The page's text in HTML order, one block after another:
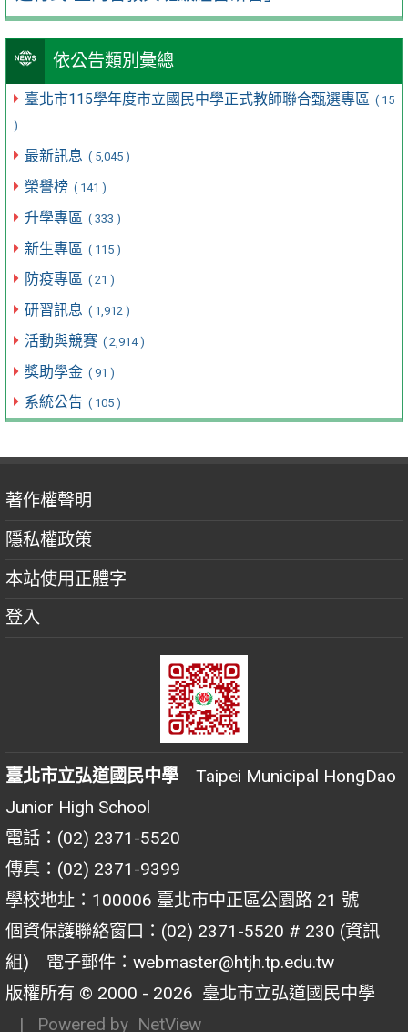
依公告類別彙總
臺北市115學年度市立國民中學正式教師聯合甄選專區 ( 15
)
最新訊息 ( 5,045 )
榮譽榜 ( 141 )
升學專區 ( 333 )
新生專區 ( 115 )
防疫專區 ( 21 )
研習訊息 ( 1,912 )
活動與競賽 ( 2,914 )
獎助學金 ( 91 )
系統公告 ( 105 )
著作權聲明
隱私權政策
本站使用正體字
登入
臺北市立弘道國民中學 Taipei Municipal HongDao
Junior High School
電話：(02) 2371-5520
傳真：(02) 2371-9399
學校地址：100006 臺北市中正區公園路 21 號
個資保護聯絡窗口：(02) 2371-5520 # 230 (資訊
組) 電子郵件：webmaster@htjh.tp.edu.tw
版權所有 © 2000 - 2026 臺北市立弘道國民中學
| Powered by NetView